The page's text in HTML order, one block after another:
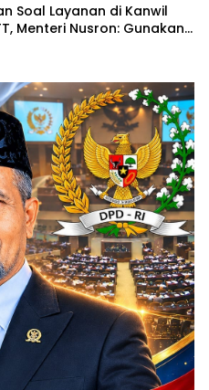
Soal Layanan di Kanwil
Menteri Nusron: Gunakan
Masyarakat